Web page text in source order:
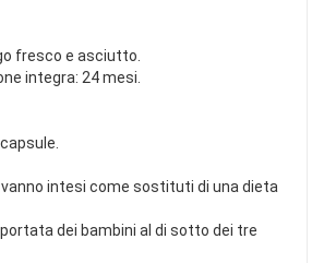
fresco e asciutto.
integra: 24 mesi.
intesi come sostituti di una dieta
dei bambini al di sotto dei tre